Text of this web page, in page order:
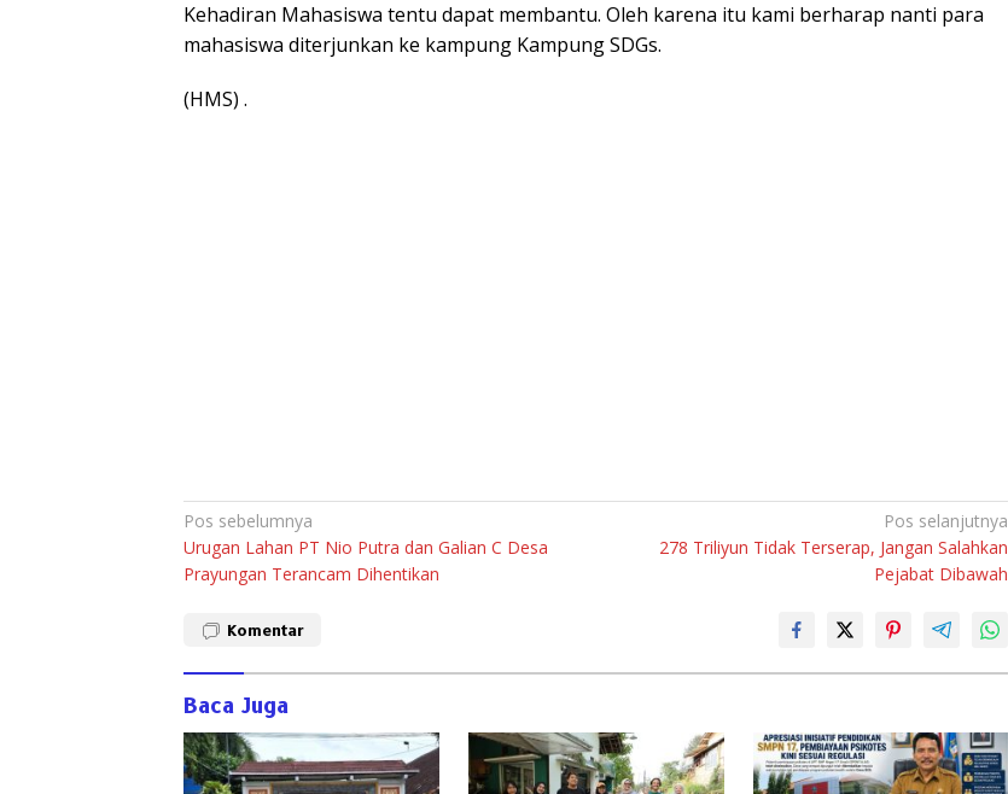
Kehadiran Mahasiswa tentu dapat membantu. Oleh karena itu kami berharap nanti para
mahasiswa diterjunkan ke kampung Kampung SDGs.
(HMS) .
Navigasi
pos
Pos sebelumnya
Urugan Lahan PT Nio Putra dan Galian C Desa
Prayungan Terancam Dihentikan
Pos selanjutnya
278 Triliyun Tidak Terserap, Jangan Salahkan
Pejabat Dibawah
Komentar
Baca Juga